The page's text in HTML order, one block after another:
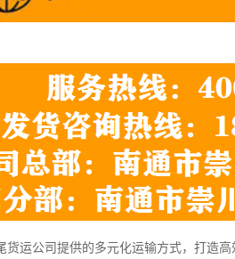
货运公司提供的多元化运输方式，打造